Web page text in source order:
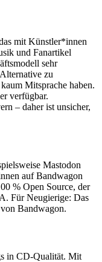
mit Künstler*innen
und Fanartikel
sehr
zu
Mitsprache haben.
verfügbar.
– daher ist unsicher,
Mastodon
auf Bandwagon
% Open Source, der
Für Neugierige: Das
Bandwagon.
in CD-Qualität. Mit